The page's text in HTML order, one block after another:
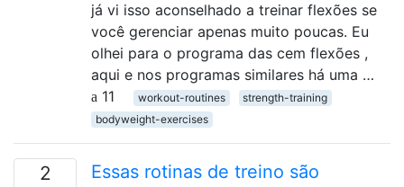
já vi isso aconselhado a treinar flexões se
você gerenciar apenas muito poucas. Eu
olhei para o programa das cem flexões ,
aqui e nos programas similares há uma …
11
workout-routines
strength-training
bodyweight-exercises
2
Essas rotinas de treino são